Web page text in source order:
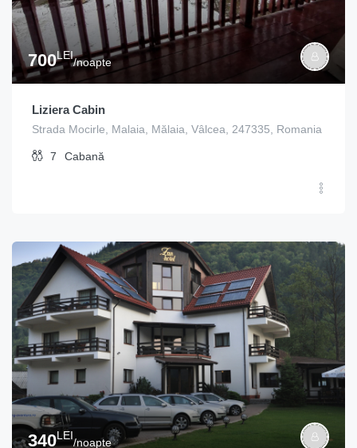
700LEI
/noapte
Liziera Cabin
Strada Mocirle, Malaia, Mălaia, Vâlcea, 247335, Romania
7 Cabană
340LEI
/noapte